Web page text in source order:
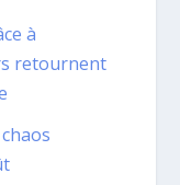
à
retournent